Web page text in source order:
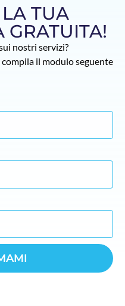
TUA
GRATUITA!
nostri servizi?
compila il modulo seguente